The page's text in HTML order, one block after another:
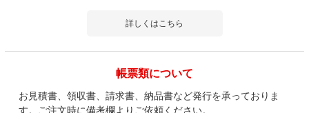
詳しくはこちら
帳票類について
お見積書、領収書、請求書、納品書など発行を承っておりま
す。ご注文時に備考欄よりご依頼ください。